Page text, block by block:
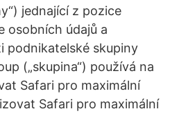
jednající z pozice
osobních údajů a
podnikatelské skupiny
(„skupina“) používá na
Safari pro maximální
Safari pro maximální